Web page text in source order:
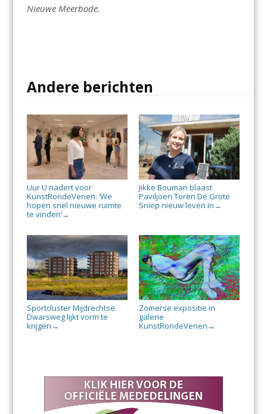
Nieuwe Meerbode.
Andere berichten
Uur U nadert voor
KunstRondeVenen: ‘We
hopen snel nieuwe ruimte
te vinden’→
Jikke Bouman blaast
Paviljoen Toren De Grote
Sniep nieuw leven in →
Sportcluster Mijdrechtse
Dwarsweg lijkt vorm te
krijgen →
Zomerse expositie in
galerie
KunstRondeVenen →